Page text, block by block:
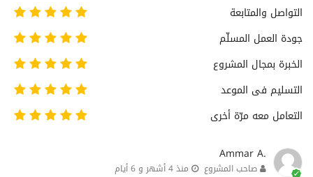
التواصل والمتابعة
جودة العمل المسلّم
الخبرة بمجال المشروع
التسليم فى الموعد
التعامل معه مرّة أخرى
Ammar A.
صاحب المشروع منذ 4 أشهر و 6 أيام